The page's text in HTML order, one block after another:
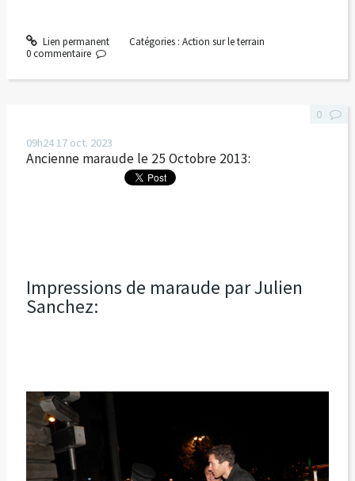
Lien permanent Catégories : Action sur le terrain
0 commentaire
09h2417 oct. 2023
Ancienne maraude le 25 Octobre 2013:
Impressions de maraude par Julien
Sanchez:
0